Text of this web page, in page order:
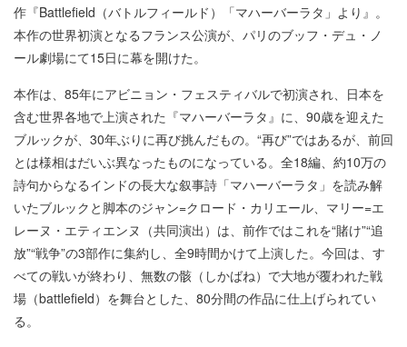
作『Battlefield（バトルフィールド）「マハーバーラタ」より』。
本作の世界初演となるフランス公演が、パリのブッフ・デュ・ノ
ール劇場にて15日に幕を開けた。
本作は、85年にアビニョン・フェスティバルで初演され、日本を
含む世界各地で上演された『マハーバーラタ』に、90歳を迎えた
ブルックが、30年ぶりに再び挑んだもの。“再び”ではあるが、前回
とは様相はだいぶ異なったものになっている。全18編、約10万の
詩句からなるインドの長大な叙事詩「マハーバーラタ」を読み解
いたブルックと脚本のジャン=クロード・カリエール、マリー=エ
レーヌ・エティエンヌ（共同演出）は、前作ではこれを“賭け”“追
放”“戦争”の3部作に集約し、全9時間かけて上演した。今回は、す
べての戦いが終わり、無数の骸（しかばね）で大地が覆われた戦
場（battlefield）を舞台とした、80分間の作品に仕上げられてい
る。